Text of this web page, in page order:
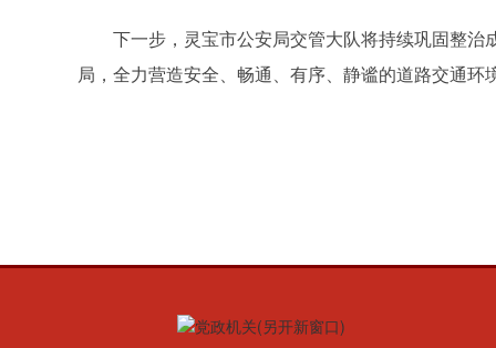
下一步，灵宝市公安局交管大队将持续巩固整
局，全力营造安全、畅通、有序、静谧的道路交通